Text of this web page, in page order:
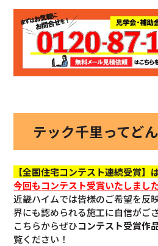
テック千里ってど
【全国住宅コンテスト連続受賞】
今回もコンテスト受賞いたしまし
近畿ハイムでは皆様のご希望を反
界にも認められる施工に自信がござ
こちらからぜひコンテスト受賞作
覧ください！